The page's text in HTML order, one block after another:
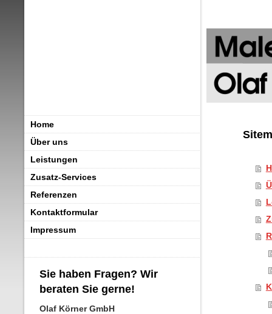
Home
Über uns
Leistungen
Zusatz-Services
Referenzen
Kontaktformular
Impressum
Sie haben Fragen? Wir
beraten Sie gerne!
Olaf Körner GmbH